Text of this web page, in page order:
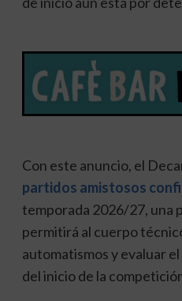
Con este anuncio, el
partidos amistosos
temporada 2026/27, una
permitirá al cuerpo
automatismos y evaluar
del inicio de la